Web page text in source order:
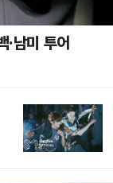
남미 투어